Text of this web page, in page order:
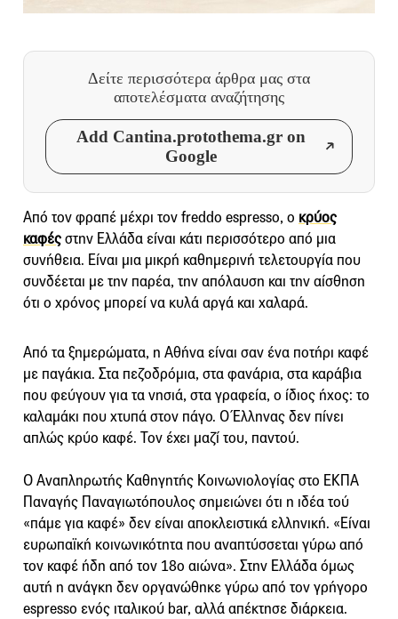
Δείτε περισσότερα άρθρα μας στα
αποτελέσματα αναζήτησης
Add Cantina.protothema.gr on
Google
Από τον φραπέ μέχρι τον freddo espresso, ο κρύος
καφέςστην Ελλάδα είναι κάτι περισσότερο από μια
συνήθεια. Είναι μια μικρή καθημερινή τελετουργία που
συνδέεται με την παρέα, την απόλαυση και την αίσθηση
ότι ο χρόνος μπορεί να κυλά αργά και χαλαρά.
Από τα ξημερώματα, η Αθήνα είναι σαν ένα ποτήρι καφέ
με παγάκια. Στα πεζοδρόμια, στα φανάρια, στα καράβια
που φεύγουν για τα νησιά, στα γραφεία, ο ίδιος ήχος: το
καλαμάκι που χτυπά στον πάγο. Ο Έλληνας δεν πίνει
απλώς κρύο καφέ. Τον έχει μαζί του, παντού.
Ο Αναπληρωτής Καθηγητής Κοινωνιολογίας στο ΕΚΠΑ
Παναγής Παναγιωτόπουλος σημειώνει ότι η ιδέα τού
«πάμε για καφέ» δεν είναι αποκλειστικά ελληνική. «Είναι
ευρωπαϊκή κοινωνικότητα που αναπτύσσεται γύρω από
τον καφέ ήδη από τον 18ο αιώνα». Στην Ελλάδα όμως
αυτή η ανάγκη δεν οργανώθηκε γύρω από τον γρήγορο
espresso ενός ιταλικού bar, αλλά απέκτησε διάρκεια.